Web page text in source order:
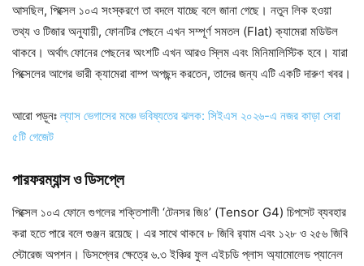
আসছিল, পিক্সেল ১০এ সংস্করণে তা বদলে যাচ্ছে বলে জানা গেছে। নতুন লিক হওয়া
তথ্য ও টিজার অনুযায়ী, ফোনটির পেছনে এখন সম্পূর্ণ সমতল (Flat) ক্যামেরা মডিউল
থাকবে। অর্থাৎ ফোনের পেছনের অংশটি এখন আরও স্লিম এবং মিনিমালিস্টিক হবে। যারা
পিক্সেলের আগের ভারী ক্যামেরা বাম্প অপছন্দ করতেন, তাদের জন্য এটি একটি দারুণ খবর।
আরো পড়ূনঃল্যাস ভেগাসের মঞ্চে ভবিষ্যতের ঝলক: সিইএস ২০২৬-এ নজর কাড়া সেরা
৫টি গেজেট
পারফরম্যান্স ও ডিসপ্লে
পিক্সেল ১০এ ফোনে গুগলের শক্তিশালী ‘টেনসর জি৪’ (Tensor G4) চিপসেট ব্যবহার
করা হতে পারে বলে গুঞ্জন রয়েছে। এর সাথে থাকবে ৮ জিবি র‍্যাম এবং ১২৮ ও ২৫৬ জিবি
স্টোরেজ অপশন। ডিসপ্লের ক্ষেত্রে ৬.৩ ইঞ্চির ফুল এইচডি প্লাস অ্যামোলেড প্যানেল